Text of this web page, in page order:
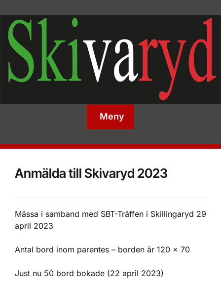
Meny
Anmälda till Skivaryd 2023
Mässa i samband med SBT-Träffen i Skillingaryd 29
april 2023
Antal bord inom parentes – borden är 120 x 70
Just nu 50 bord bokade (22 april 2023)